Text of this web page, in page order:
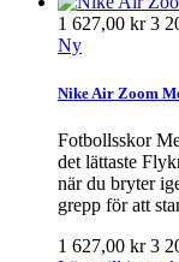
1 627,00 kr3
Ny
Nike Air Zoom
Fotbollsskor
det lättaste
när du bryter
grepp för att
1 627,00 kr3